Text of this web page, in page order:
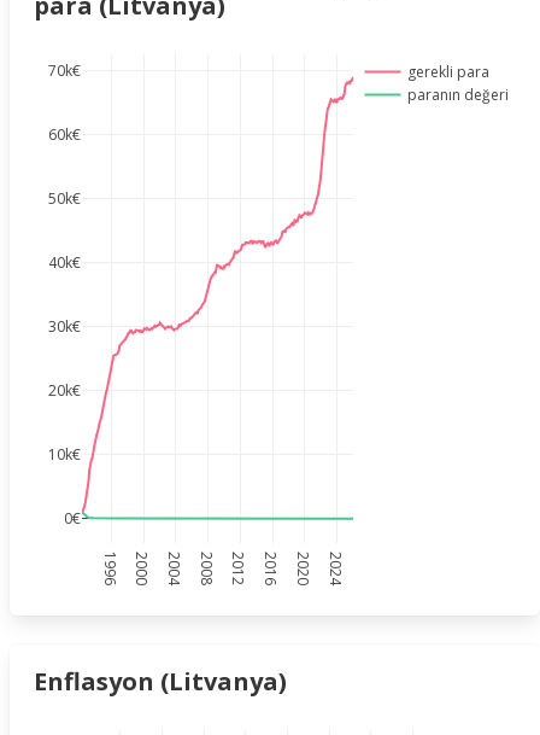
1996 2000 2004 2008 2012 2016 2020 2024
0€
10k€
20k€
30k€
40k€
50k€
60k€
70k€
gerekli para
paranın değeri
Enflasyon (Litvanya)